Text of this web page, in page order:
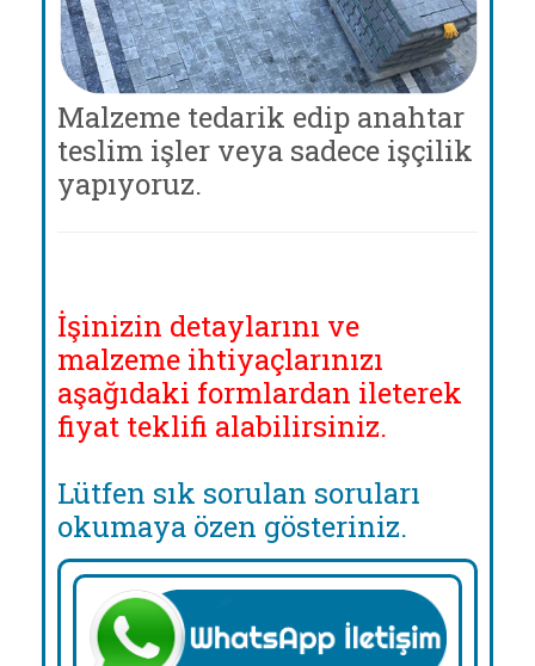
Malzeme tedarik edip anahtar
teslim işler veya sadece işçilik
yapıyoruz.
İşinizin detaylarını ve
malzeme ihtiyaçlarınızı
aşağıdaki formlardan ileterek
fiyat teklifi alabilirsiniz.
Lütfen sık sorulan soruları
okumaya özen gösteriniz.